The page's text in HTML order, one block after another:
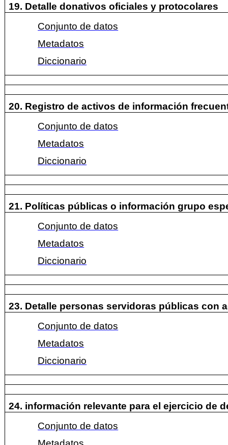
19. Detalle donativos oficiales y protocolares
Conjunto de datos
Metadatos
Diccionario
20. Registro de activos de información
Conjunto de datos
Metadatos
Diccionario
21. Políticas públicas o información grupo
Conjunto de datos
Metadatos
Diccionario
23. Detalle personas servidoras públicas con
Conjunto de datos
Metadatos
Diccionario
24. información relevante para el ejercicio de
Conjunto de datos